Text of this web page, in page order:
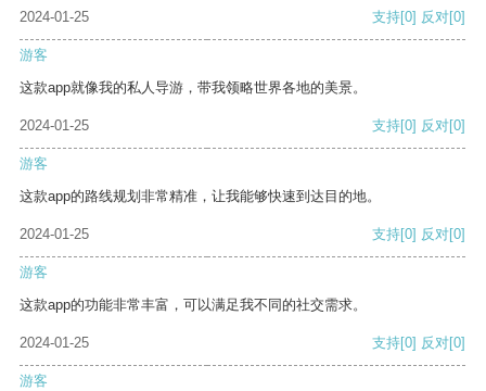
2024-01-25
支持[0] 反对[0]
游客
这款app就像我的私人导游，带我领略世界各地的美景。
2024-01-25 支持[0] 反对[0]
游客
这款app的路线规划非常精准，让我能够快速到达目的地。
2024-01-25 支持[0] 反对[0]
游客
这款app的功能非常丰富，可以满足我不同的社交需求。
2024-01-25 支持[0] 反对[0]
游客